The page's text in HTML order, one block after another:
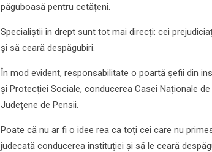
păguboasă pentru cetățeni.
Specialiștii în drept sunt tot mai direcți: cei
și să ceară despăgubiri.
În mod evident, responsabilitate o poartă șefii din
și Protecției Sociale, conducerea Casei Naționale
Județene de Pensii.
Poate că nu ar fi o idee rea ca toți cei care nu
judecată conducerea instituției și să le ceară